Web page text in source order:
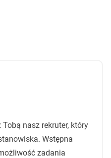
nasz rekruter, który
Wstępna
zadania